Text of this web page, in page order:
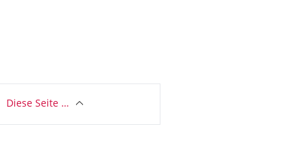
Diese Seite …